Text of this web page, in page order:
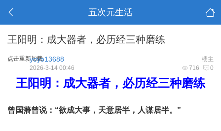
五次元生活
王阳明：成大器者，必历经三种磨练
点击重新加载 楼主
yoyo13688
716 0
2026-3-14 00:46
王阳明：成大器者，必历经三种磨练
曾国藩曾说：“欲成大事，天意居半，人谋居半。”